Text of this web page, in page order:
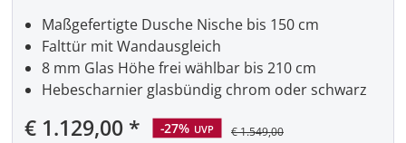
Verkaufspreis:
€ 1.129,00 -27% UVP € 1.549,00
Maßgefertigte Dusche Nische bis 150 cm
Falttür mit Wandausgleich
8 mm Glas Höhe frei wählbar bis 210 cm
Hebescharnier glasbündig chrom oder schwarz